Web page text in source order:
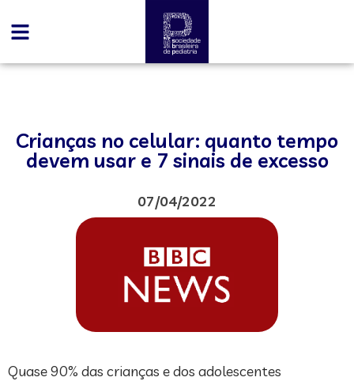
Crianças no celular: quanto tempo
devem usar e 7 sinais de excesso
07/04/2022
Quase 90% das crianças e dos adolescentes